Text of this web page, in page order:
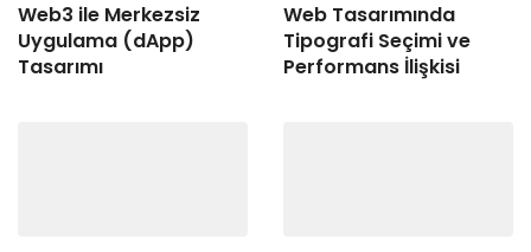
Web3 ile Merkezsiz
Uygulama (dApp)
Tasarımı
Web Tasarımında
Tipografi Seçimi ve
Performans İlişkisi